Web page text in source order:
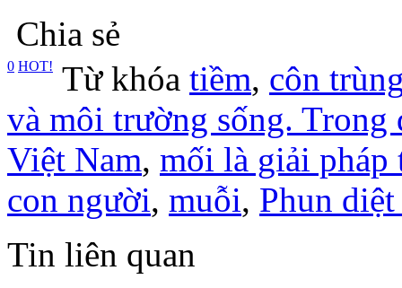
Chia sẻ
0 HOT! Từ khóa tiềm, côn
và môi trường sống.
Việt Nam, mối là giải pháp
con người, muỗi, Phun
Tin liên quan